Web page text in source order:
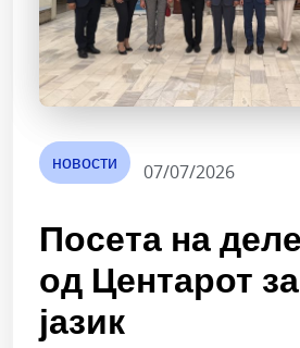
новости 07/07/2026
Посета на
од Центарот
јазик